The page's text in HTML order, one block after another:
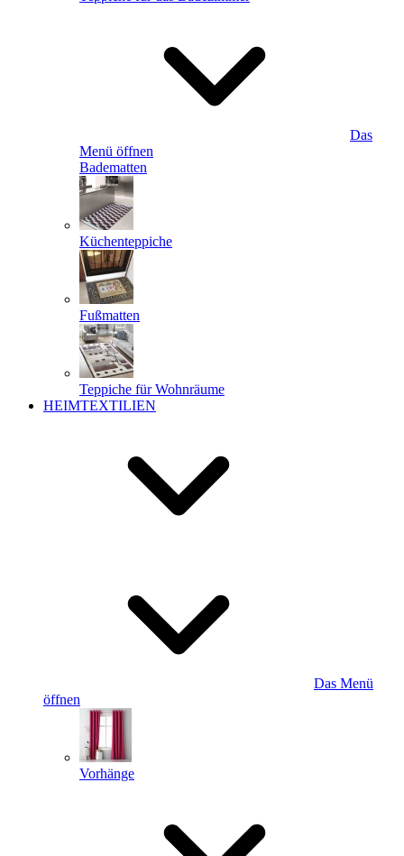
Das
Menü öffnen
Badematten
Küchenteppiche
Fußmatten
Teppiche für Wohnräume
HEIMTEXTILIEN
Das Menü
öffnen
Vorhänge